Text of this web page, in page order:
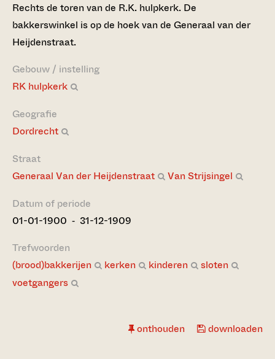
Rechts de toren van de R.K. hulpkerk. De
bakkerswinkel is op de hoek van de Generaal van der
Heijdenstraat.
Gebouw / instelling
RK hulpkerk
Geografie
Dordrecht
Straat
Generaal Van der Heijdenstraat
Van Strijsingel
Datum of periode
01-01-1900 ‐ 31-12-1909
Trefwoorden
(brood)bakkerijen
kerken kinderen
sloten
voetgangers
onthouden downloaden